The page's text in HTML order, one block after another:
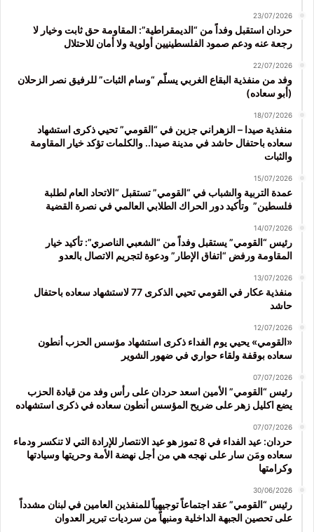
23/07/2026
حردان استقبل وفداً من “الديمقراطية”: المقاومة حق ثابت وخيار لا
رجعة عنه ودعم صمود الفلسطينيين أولوية ولا أمان للاحتلال
22/07/2026
وفد من منفذية البقاع الغربي يسلّم “وسام الثبات” للرفيق نصر الزحلان
(أبو سعاده)
18/07/2026
منفذية صيدا – الزهراني جزين في “القومي” تحيي ذكرى استشهاد
سعاده باحتفال حاشد في مدينة صيدا.. والكلمات تؤكد خيار المقاومة
والثبات
15/07/2026
عمدة التربية والشباب في “القومي” تستقبل “الاتحاد العام لطلبة
فلسطين” وتأكيد دور الحراك الطلابي العالمي في نصرة القضية
14/07/2026
رئيس “القومي” يستقبل وفداً من “الشعبي الناصري”: تأكيد خيار
المقاومة ورفض “اتفاق الإطار” ودعوة لتجريم الاتصال بالعدو
13/07/2026
منفذية عكار في القومي تحيي الذكرى 77 لاستشهاد سعاده باحتفال
حاشد
12/07/2026
«القومي» يحيي يوم الفداء ذكرى استشهاد مؤسس الحزب أنطون
سعاده بوقفة ولقاء حواري في ضهور الشوير
07/07/2026
رئيس “القومي” الأمين اسعد حردان على رأس وفد من قيادة الحزب
يضع اكليل زهر على ضريح المؤسس أنطون سعاده في ذكرى استشهاده
07/07/2026
حردان: عيد الفداء في 8 تموز هو عيد الانتصار للإرادة التي لا تنكسر ودماء
سعاده ومَن سار على نهجه هي من أجل نهضة الأمة وحريتها وسيادتها
وكرامتها
30/06/2026
رئيس “القومي” عقد اجتماعاً توجيهياً للمنفذين العامين في لبنان مشدداً
على تحصين الجبهة الداخلية ومنبهاً من سرديات تبرير العدوان